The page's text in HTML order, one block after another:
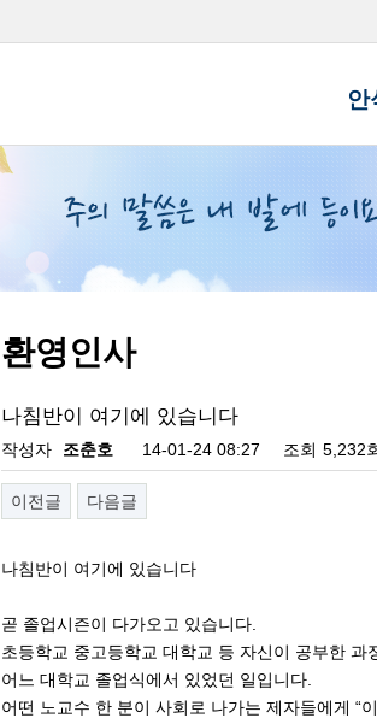
안
환영인사
나침반이 여기에 있습니다
작성자 조춘호 14-01-24 08:27 조회 5,232
이전글 다음글
나침반이 여기에 있습니다
곧 졸업시즌이 다가오고 있습니다.
초등학교 중고등학교 대학교 등 자신이 공부한
어느 대학교 졸업식에서 있었던 일입니다.
어떤 노교수 한 분이 사회로 나가는 제자들에게 “